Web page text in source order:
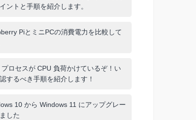
ントと手順を紹介します。
PiとミニPCの消費電力を比較して
ロセスが CPU 負荷かけているぞ！い
するべき手順を紹介します！
10 から Windows 11 にアップグレー
した